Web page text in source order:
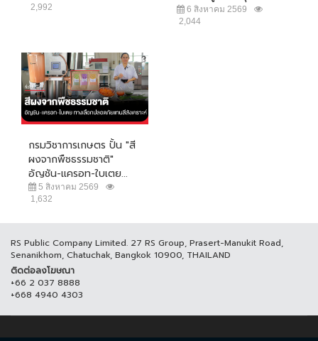
2,992
6 สิงหาคม 2569
2,044
กรมวิชาการเกษตร ปั้น "สี
ผงจากพืชธรรมชาติ"
อัญชัน-แครอท-ใบเตย...
5 สิงหาคม 2569
1,632
RS Public Company Limited. 27 RS Group, Prasert-Manukit Road,
Senanikhom, Chatuchak, Bangkok 10900, THAILAND
ติดต่อลงโฆษณา
+66 2 037 8888
+668 4940 4303